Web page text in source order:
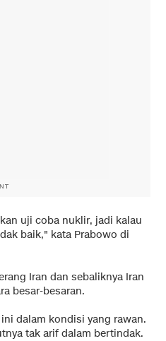
uji coba nuklir, jadi kalau
baik," kata Prabowo di
Iran dan sebaliknya Iran
besar-besaran.
dalam kondisi yang rawan.
tak arif dalam bertindak.